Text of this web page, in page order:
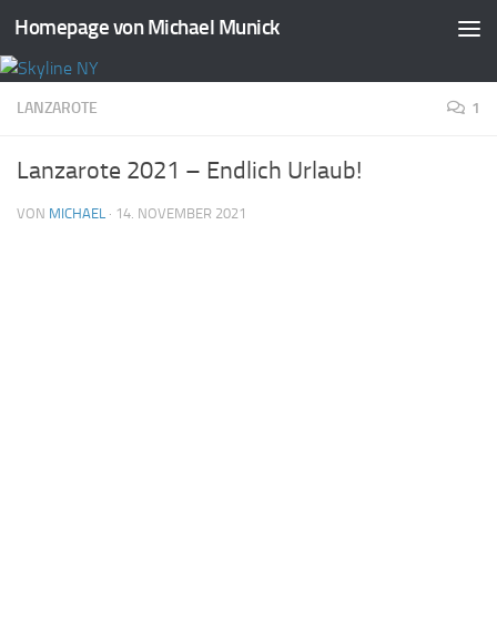
Zum Inhalt springen
Homepage von Michael Munick
LANZAROTE 1
Lanzarote 2021 – Endlich Urlaub!
VON MICHAEL · 14. NOVEMBER 2021